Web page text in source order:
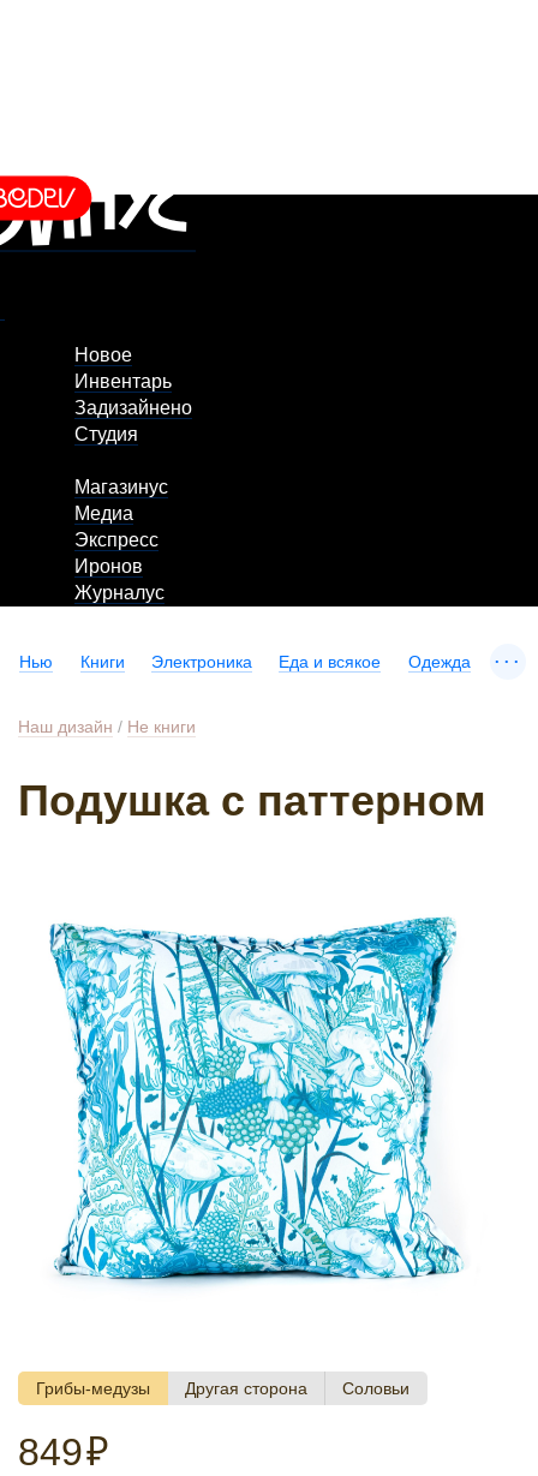
Новое
Инвентарь
Задизайнено
Студия
Магазинус
Медиа
Экспресс
Иронов
Журналус
Нью Книги Электроника Еда и всякое Одежда ...
Наш дизайн / Не книги
Подушка с паттерном
Грибы-медузы Другая сторона Соловьи
849₽